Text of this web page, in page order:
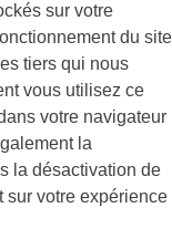
sur votre
du site
tiers qui nous
vous utilisez ce
votre navigateur
la
la désactivation de
sur votre expérience